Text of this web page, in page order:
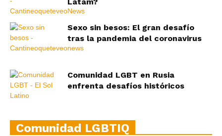
Latam?
Sexo sin besos: El gran desafío
tras la pandemia del coronavirus
Comunidad LGBT en Rusia
enfrenta desafíos históricos
Comunidad LGBTIQ